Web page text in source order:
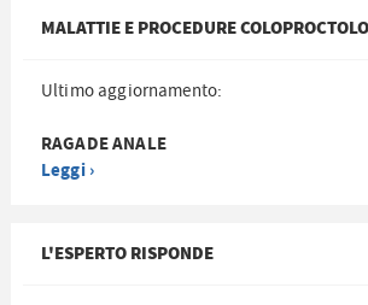
MALATTIE E PROCEDURE
Ultimo aggiornamento:
RAGADE ANALE
Leggi ›
L'ESPERTO RISPONDE